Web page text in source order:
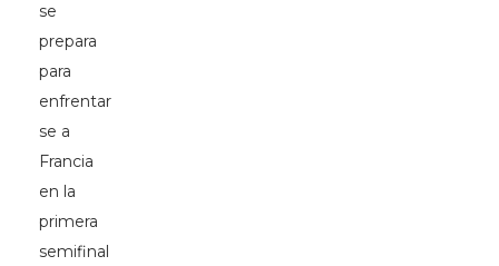
se
prepara
para
enfrentar
se a
Francia
en la
primera
semifinal